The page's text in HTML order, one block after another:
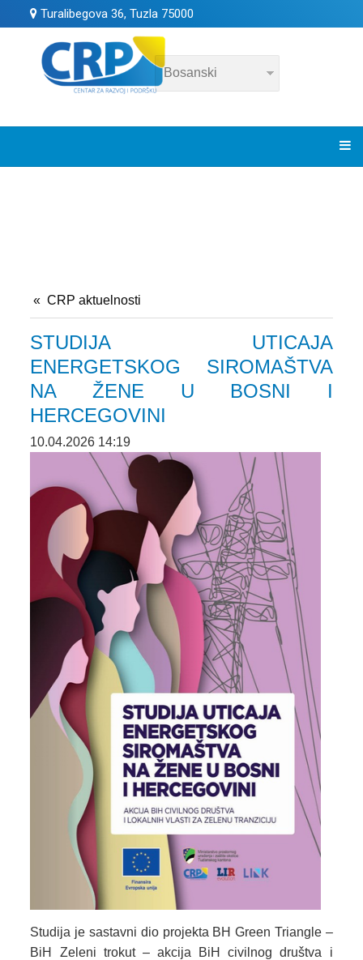
Turalibegova 36, Tuzla 75000
CRP aktuelnosti
STUDIJA UTICAJA
ENERGETSKOG SIROMAŠTVA
NA ŽENE U BOSNI I
HERCEGOVINI
10.04.2026 14:19
Studija je sastavni dio projekta BH Green Triangle –
BiH Zeleni trokut – akcija BiH civilnog društva i